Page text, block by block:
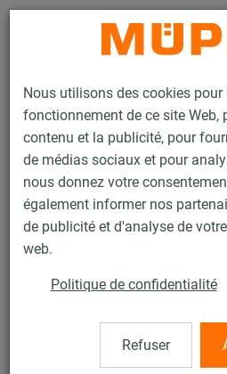
Nous utilisons des cookies pour
fonctionnement de ce site Web,
contenu et la publicité, pour
de médias sociaux et pour
nous donnez votre
également informer nos
de publicité et d'analyse de
web.
Politique de confidentialité
Refuser
Produits Technique de fixation
Colliers insonorisés
Collier SPIRO
Collier
Collier pour gaine de ventilation,